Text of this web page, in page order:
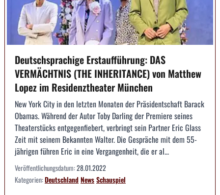
Deutschsprachige Erstaufführung: DAS
VERMÄCHTNIS (THE INHERITANCE) von Matthew
Lopez im Residenztheater München
New York City in den letzten Monaten der Präsidentschaft Barack
Obamas. Während der Autor Toby Darling der Premiere seines
Theaterstücks entgegenfiebert, verbringt sein Partner Eric Glass
Zeit mit seinem Bekannten Walter. Die Gespräche mit dem 55-
jährigen führen Eric in eine Vergangenheit, die er al...
Veröffentlichungsdatum:28.01.2022
Kategorien:DeutschlandNewsSchauspiel